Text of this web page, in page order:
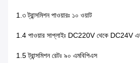
1.৩ ট্রান্সমিশন পাওয়ারঃ ১০ ওয়াট
1.4 পাওয়ার সাপ্লাইঃ DC220V থেকে DC24V
1.5 ট্রান্সমিশন রেটঃ ৯০ এমবিপিএস